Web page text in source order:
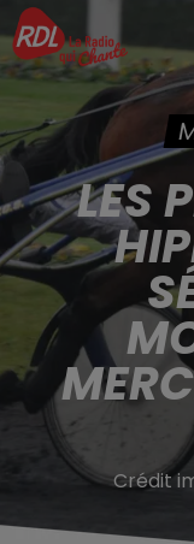
LES
Crédit